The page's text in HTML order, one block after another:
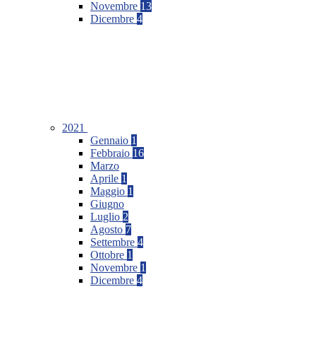
Novembre 13
Dicembre 4
2021
Gennaio 1
Febbraio 16
Marzo
Aprile 1
Maggio 1
Giugno
Luglio 2
Agosto 7
Settembre 4
Ottobre 1
Novembre 1
Dicembre 4